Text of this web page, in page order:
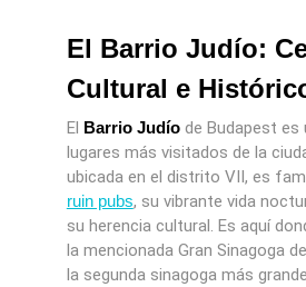
El Barrio Judío:
Cultural e
El Barrio Judíode Budapest es
lugares más visitados de la
ubicada en el distrito VII, es
ruin pubs, su vibrante vida
su herencia cultural. Es aquí
la mencionada Gran Sinagoga
la segunda sinagoga más